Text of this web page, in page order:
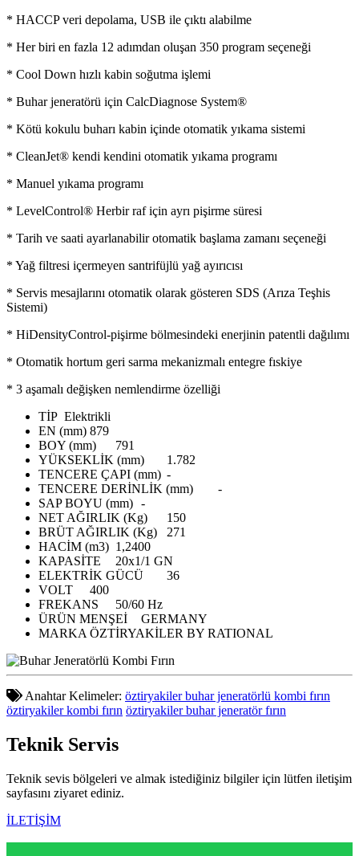
* HACCP veri depolama, USB ile çıktı alabilme
* Her biri en fazla 12 adımdan oluşan 350 program seçeneği
* Cool Down hızlı kabin soğutma işlemi
* Buhar jeneratörü için CalcDiagnose System®
* Kötü kokulu buharı kabin içinde otomatik yıkama sistemi
* CleanJet® kendi kendini otomatik yıkama programı
* Manuel yıkama programı
* LevelControl® Herbir raf için ayrı pişirme süresi
* Tarih ve saati ayarlanabilir otomatik başlama zamanı seçeneği
* Yağ filtresi içermeyen santrifüjlü yağ ayırıcısı
* Servis mesajlarını otomatik olarak gösteren SDS (Arıza Teşhis
Sistemi)
* HiDensityControl-pişirme bölmesindeki enerjinin patentli dağılımı
* Otomatik hortum geri sarma mekanizmalı entegre fıskiye
* 3 aşamalı değişken nemlendirme özelliği
TİP Elektrikli
EN (mm) 879
BOY (mm)
791
YÜKSEKLİK (mm)
1.782
TENCERE ÇAPI (mm) -
TENCERE DERİNLİK (mm)
-
SAP BOYU (mm) -
NET AĞIRLIK (Kg)
150
BRÜT AĞIRLIK (Kg)
271
HACİM (m3) 1,2400
KAPASİTE
20x1/1 GN
ELEKTRİK GÜCÜ
36
VOLT
400
FREKANS
50/60 Hz
ÜRÜN MENŞEİ
GERMANY
MARKA ÖZTİRYAKİLER BY RATIONAL
Anahtar Kelimeler: öztiryakiler buhar jeneratörlü kombi fırın
öztiryakiler kombi fırın öztiryakiler buhar jeneratör fırın
Teknik Servis
Teknik sevis bölgeleri ve almak istediğiniz bilgiler için lütfen iletişim
sayfasını ziyaret ediniz.
İLETİŞİM